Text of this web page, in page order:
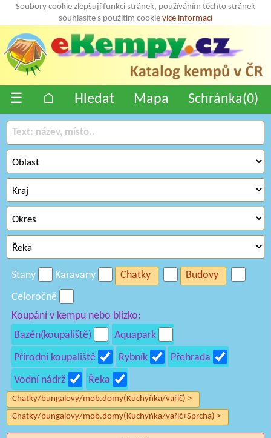
Soubory cookie zlepšují funkci stránek, používáním těchto stránek
souhlasíte s použitím cookie více informací
☰ ⌂ Hledat Mapa Schránka(0)
Stany Karavany Chatky
Budovy
Celoročně
Koupání v kempu nebo blízko:
Bazén(koupaliště)
Aquapark
Přírodní koupaliště
Rybník
Přehrada
Vodní nádrž
Řeka
Chatky/bungalovy/mob.domy(Kuchyňka/vařič) >
Chatky/bungalovy/mob.domy(Kuchyňka/vařič+Sprcha) >